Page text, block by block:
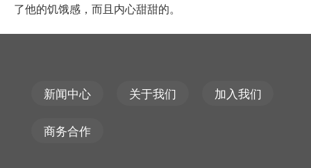
了他的饥饿感，而且内心甜甜的。
新闻中心 关于我们 加入我们
商务合作